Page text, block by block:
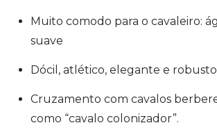
Muito comodo para o cavaleiro:
suave
Dócil, atlético, elegante e
Cruzamento com cavalos
como “cavalo colonizador”.